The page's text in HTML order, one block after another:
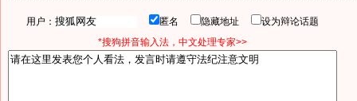
用户： 匿名 隐藏地址
设为辩论话题
*搜狗拼音输入法，中文处理专家>>